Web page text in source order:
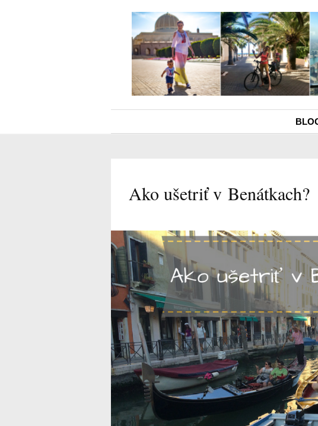
Ako ušetriť v Benátkach?